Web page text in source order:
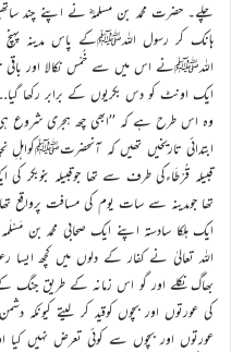
چلے۔ حضرت محمد بن مسلمہؓ نے اپنے چند
ہانک کر رسول اللہﷺکے پاس مدینہ
اللہﷺنے اس میں سے خُمْس نکالا اور باقی
ایک اونٹ کو دس بکریوں کے برابر رکھا
وہ اس طرح ہے کہ ’’ابھی چھ ہجری شروع ہی
ابتدائی تاریخیں تھیں کہ آنحضرتﷺکواہلِ
قبیلہ قُرْطَاءکی طرف سے تھا جوقبیلہ بنوبکر
تھا جومدینہ سے سات یوم کی مسافت
ایک ہلکا سادستہ اپنے ایک صحابی محمد بن
اللہ تعالیٰ نے کفار کے دلوں میں کچھ ایسا
بھاگ نکلے اور گو اس زمانہ کے طریق جنگ
کی عورتوں اور بچوں کوقید کر لیتے کیونکہ
عورتوں اور بچوں سے کوئی تعرض نہیں کیا